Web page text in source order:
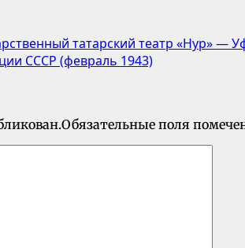
татарский театр «Hyp» —
СССР (февраль 1943)
Обязательные поля